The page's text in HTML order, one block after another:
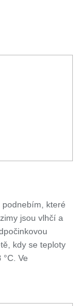
které
jsou vlhčí a
kdy se teploty
Ve